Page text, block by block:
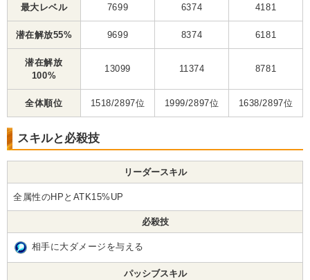
最大レベル 7699 6374 4181
潜在解放55% 9699 8374 6181
潜在解放
100%
13099 11374 8781
全体順位 1518/2897位 1999/2897位 1638/2897位
スキルと必殺技
リーダースキル
全属性のHPとATK15%UP
必殺技
相手に大ダメージを与える
パッシブスキル